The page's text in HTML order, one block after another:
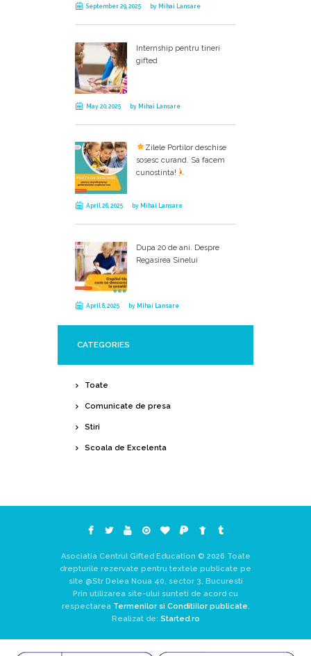
September 29, 2025 by Mihai Lansare
Internship pentru tineri
gifted
May 20, 2025 by Mihai Lansare
Zilele Portilor deschise
sosesc curand. Sa facem
cunostinta!
April 26, 2025 by Mihai Lansare
Dupa 20 de ani. Despre
Regasirea Sinelui
April 8, 2025 by Mihai Lansare
CATEGORIES
Toate
Comunicate de presa
Stiri
Scoala de Excelenta
Asociatia Centrul Gifted Education © 2026 Toate
drepturile rezervate pentru textele publicate pe
site @Str Delea Noua 40, sector 3, Bucuresti
Prin utilizarea site-ului sunteti de acord cu
respectarea Termenilor si Conditiilor publicate.
Realizat de: Started.ro